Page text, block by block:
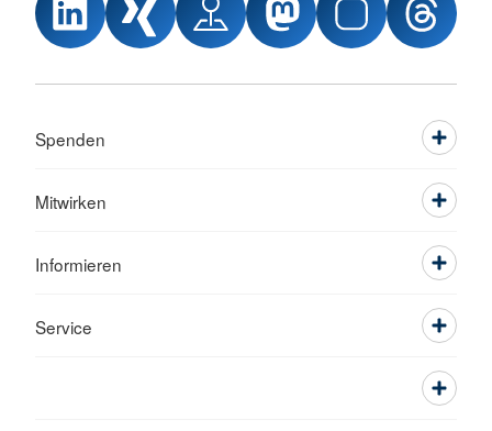
Spenden
Mitwirken
Informieren
Service